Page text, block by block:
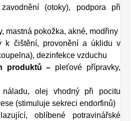
(otoky), podpora při
mastná pokožka, akné, modřiny
k čištění, provonění a úklidu v
dezinfekce vzduchu
produktů – pleťové přípravky,
olej vhodný při pocitu
(stimuluje sekreci endorfinů)
oblíbené potravinářské